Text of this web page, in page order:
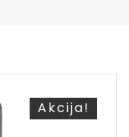
Akcija!